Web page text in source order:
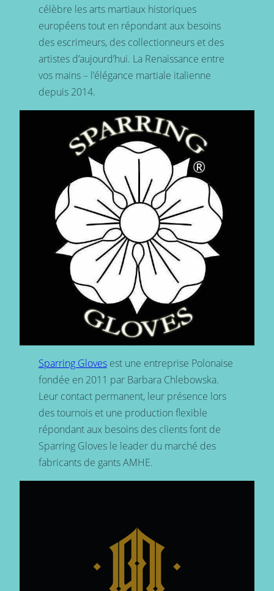
célèbre les arts martiaux historiques
européens tout en répondant aux besoins
des escrimeurs, des collectionneurs et des
artistes d’aujourd’hui. La Renaissance entre
vos mains – l’élégance martiale italienne
depuis 2014.
Sparring Glovesest une entreprise Polonaise
fondée en 2011 par Barbara Chlebowska.
Leur contact permanent, leur présence lors
des tournois et une production flexible
répondant aux besoins des clients font de
Sparring Gloves le leader du marché des
fabricants de gants AMHE.